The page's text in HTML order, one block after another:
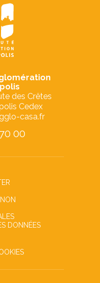
des Crêtes
Cedex
casa.fr
00
DONNÉES